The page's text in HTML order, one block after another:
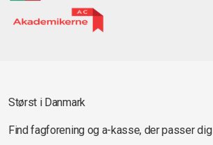
Størst i Danmark
Find fagforening og a-kasse, der passer dig